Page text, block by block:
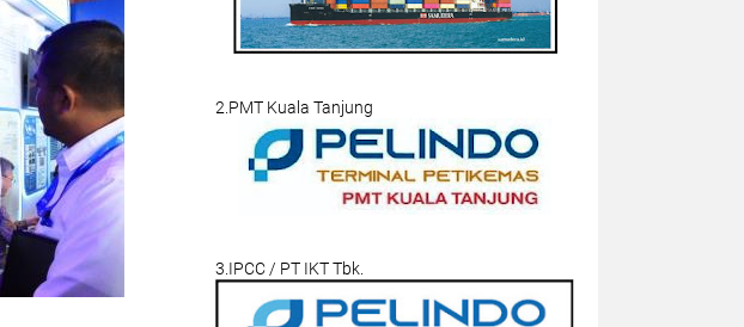
2.PMT Kuala Tanjung
3.IPCC / PT IKT Tbk.